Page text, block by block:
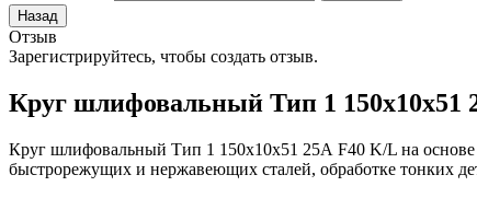
Отзыв
Зарегистрируйтесь, чтобы создать отзыв.
Круг шлифовальный Тип 1 150х10х51
Круг шлифовальный Тип 1 150х10х51 25А F40 K/L на основе
быстрорежущих и нержавеющих сталей, обработке тонких